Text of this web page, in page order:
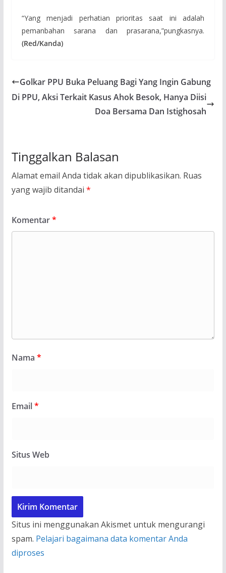
“Yang menjadi perhatian prioritas saat ini adalah
pemanbahan sarana dan prasarana,”pungkasnya.
(Red/Kanda)
Golkar PPU Buka Peluang Bagi Yang Ingin Gabung
Di PPU, Aksi Terkait Kasus Ahok Besok, Hanya Diisi
Doa Bersama Dan Istighosah
Tinggalkan Balasan
Alamat email Anda tidak akan dipublikasikan. Ruas
yang wajib ditandai *
Komentar*
Nama *
Email*
Situs Web
Situs ini menggunakan Akismet untuk mengurangi
spam. Pelajari bagaimana data komentar Anda
diproses